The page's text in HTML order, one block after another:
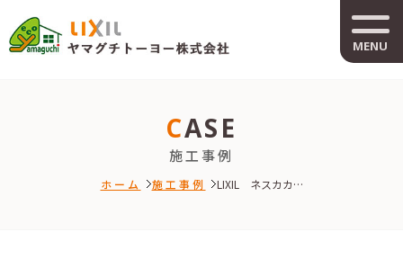
MENU
CASE
施工事例
ホーム 施工事例 LIXIL ネスカカ…